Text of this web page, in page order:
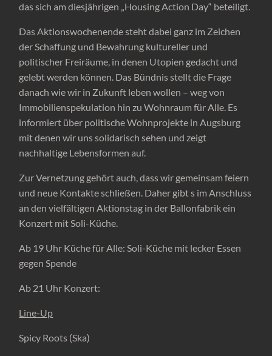
das sich am diesjährigen „Housing Action Day“ beteiligt.
Das Aktionswochenende steht dabei ganz im Zeichen
der Schaffung und Bewahrung kultureller und
politischer Freiräume, in denen Utopien gedacht und
gelebt werden können. Das Bündnis stellt die Frage
danach wie wir in Zukunft leben wollen – weg von
Immobilienspekulation hin zu Wohnraum für Alle. Es
informiert über politische Wohnprojekte in Augsburg
mit denen wir uns solidarisch sehen und zeigt
nachhaltige Lebensformen auf.
Zur Vernetzung gehört auch, dass wir gemeinsam feiern
und neue Kontakte schließen. Daher gibt s im Anschluss
an den vielfältigen Aktionstag in der Ballonfabrik ein
Konzert mit Soli-Küche.
Ab 19 Uhr Küche für Alle: Soli-Küche mit lecker Essen
gegen Spende
Ab 21 Uhr Konzert:
Line-Up
Spicy Roots (Ska)